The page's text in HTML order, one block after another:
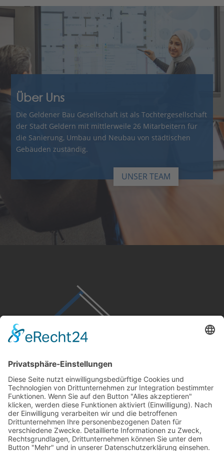
Über Uns
Die Geldener Bau Gesellschaft ist als Tochtergesellschaft
der Stadt Geldern mit mittlerweile 26 Mitarbeitern für
die Sanierung, Umbau und Neubau von städtischen
Gebäuden zuständig.
UNSER TEAM
Kontakt
02831 91304-0
info@geldern-bau.de
Glockengasse 5
47608 Geldern